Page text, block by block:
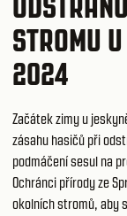
STROMU
2024
Začátek zimy u
zásahu hasičů při
podmáčení sesul na
Ochránci přírody ze
okolních stromů, aby